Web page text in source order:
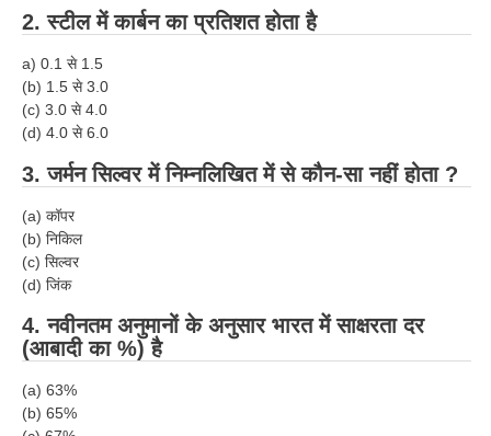
RRB GK Test Papers PDF
RRB EXAM : MATHS
RRB EXAM : ENGLISH
RRB Current Affairs PDF
RRB ALP
Loco Pilot Papers PDF
ALP Study Notes
ALP Study Notes (हिन्दी HINDI)
ALP Exam Syllabus
2. स्टील में कार्बन का प्रतिशत होता है
a) 0.1 से 1.5
(b) 1.5 से3.0
(c) 3.0 से4.0
(d) 4.0 से6.0
3. जर्मन सिल्वर में निम्नलिखित में से कौन-सा नहीं होता ?
(a) कॉपर
(b) निकिल
(c) सिल्वर
(d) जिंक
4. नवीनतम अनुमानों के अनुसार भारत में साक्षरता दर
(आबादी का %) है
(a) 63%
(b) 65%